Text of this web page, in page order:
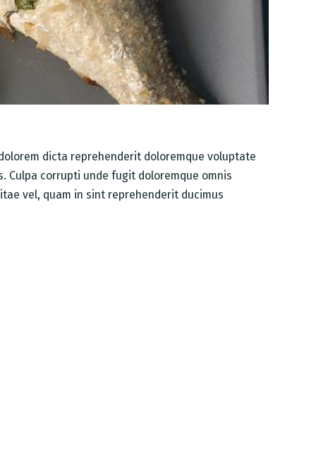
dicta reprehenderit doloremque voluptate
Culpa corrupti unde fugit doloremque omnis
vel, quam in sint reprehenderit ducimus